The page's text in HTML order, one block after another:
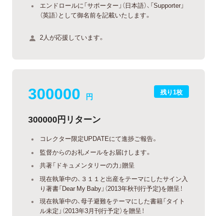
エンドロールに「サポーター」（日本語）、「Supporter」
（英語）として御名前を記載いたします。
2人が応援しています。
残り1枚
300000 円
300000円リターン
コレクター限定UPDATEにて進捗ご報告。
監督からのお礼メールをお届けします。
共著「ドキュメンタリーの力」贈呈
現在執筆中の、３１１と出産をテーマにしたサイン入
り著書「Dear My Baby」（2013年秋刊行予定)を贈呈！
現在執筆中の、母子避難をテーマにした書籍「タイト
ル未定」（2013年3月刊行予定）を贈呈！